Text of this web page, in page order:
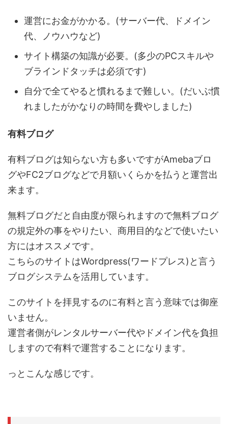
運営にお金がかかる。(サーバー代、ドメイン
代、ノウハウなど)
サイト構築の知識が必要。(多少のPCスキルや
ブラインドタッチは必須です)
自分で全てやると慣れるまで難しい。(だいぶ慣
れましたがかなりの時間を費やしました)
有料ブログ
有料ブログは知らない方も多いですがAmebaブロ
グやFC2ブログなどで月額いくらかを払うと運営出
来ます。
無料ブログだと自由度が限られますので無料ブログ
の規定外の事をやりたい、商用目的などで使いたい
方にはオススメです。
こちらのサイトはWordpress(ワードプレス)と言う
ブログシステムを活用しています。
このサイトを拝見するのに有料と言う意味では御座
いません。
運営者側がレンタルサーバー代やドメイン代を負担
しますので有料で運営することになります。
っとこんな感じです。